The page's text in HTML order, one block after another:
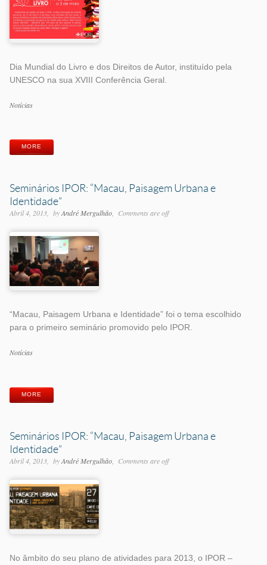
Dia Mundial do Livro e dos Direitos de Autor, instituído pela
UNESCO na sua XVIII Conferência Geral.
Categorias
Notícias
MORE
Seminários IPOR: “Macau, Paisagem Urbana e
Identidade”
Abril 4, 2013 byAndré Mergulhão Comments are off
“Macau, Paisagem Urbana e Identidade” foi o tema escolhido
para o primeiro seminário promovido pelo IPOR.
Categorias
Notícias
MORE
Seminários IPOR: “Macau, Paisagem Urbana e
Identidade”
Abril 4, 2013 byAndré Mergulhão Comments are off
No âmbito do seu plano de atividades para 2013, o IPOR –